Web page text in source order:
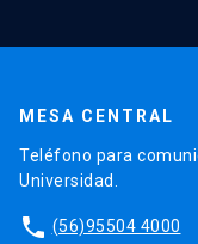
MESA CENTRAL
Teléfono para
Universidad.
phone (56)95504 4000